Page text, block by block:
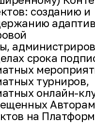
созданию и
срока
турниров,
онлайн-
на